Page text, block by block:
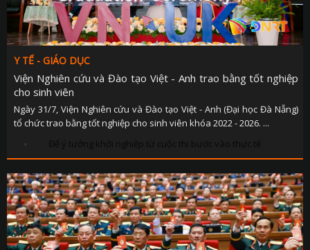
Y TẾ - GIÁO DỤC
Viện Nghiên cứu và Đào tạo Việt - Anh trao bằng tốt nghiệp
cho sinh viên
Ngày 31/7, Viện Nghiên cứu và Đào tạo Việt - Anh (Đại học Đà Nẵng)
tổ chức trao bằng tốt nghiệp cho sinh viên khóa 2022 - 2026. ...